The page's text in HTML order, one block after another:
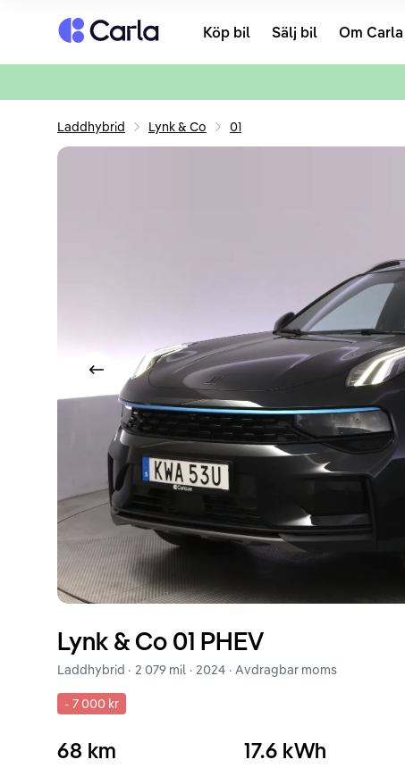
Tillbaka till startsidan Köp bil Sälj bil Om Carla
Laddhybrid Lynk & Co 01
Visa föregående bild
Lynk & Co 01 PHEV
Laddhybrid · 2 079 mil · 2024 · Avdragbar moms
- 7 000 kr
68 km 17.6 kWh